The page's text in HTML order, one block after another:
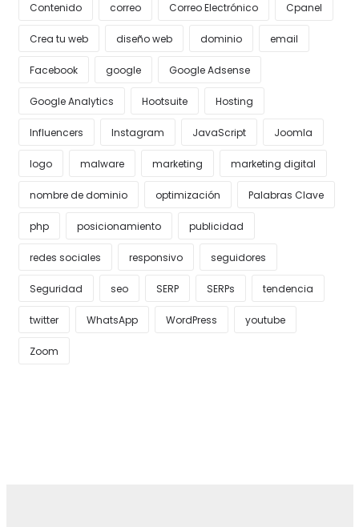
Contenido correo Correo Electrónico Cpanel
Crea tu web diseño web dominio email
Facebook google Google Adsense
Google Analytics Hootsuite Hosting
Influencers Instagram JavaScript Joomla
logo malware marketing marketing digital
nombre de dominio optimización Palabras Clave
php posicionamiento publicidad
redes sociales responsivo seguidores
Seguridad seo SERP SERPs tendencia
twitter WhatsApp WordPress youtube
Zoom